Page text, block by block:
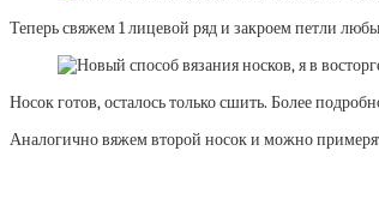
Теперь свяжем 1 лицевой ряд и закроем петли
Носок готов, осталось только сшить. Более
Аналогично вяжем второй носок и можно